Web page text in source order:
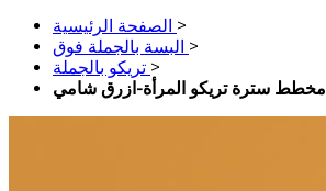
الصفحة الرئيسية >
البسة بالجملة فوق >
تريكو بالجملة >
مخطط سترة تريكو المرأة-ازرق شامي